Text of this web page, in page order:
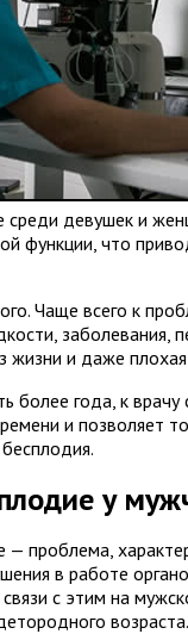
среди девушек и
функции, что
Чаще всего к
и даже плохая
года, к
и позволяет
у
проблема,
в работе
с этим на
возраста.